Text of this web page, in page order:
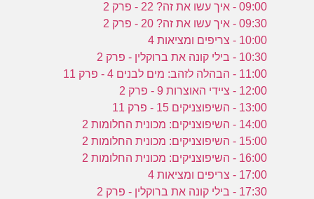
09:00 - איך עשו את זה? 22 - פרק 2
09:30 - איך עשו את זה? 20 - פרק 2
10:00 - צריפים ומציאות 4
10:30 - בילי קונה את ברוקלין - פרק 2
11:00 - הבהלה לזהב: מים לבנים 4 - פרק 11
12:00 - ציידי האוצרות 9 - פרק 2
13:00 - השיפוצניקים 15 - פרק 11
14:00 - השיפוצניקים: מכונית החלומות 2
15:00 - השיפוצניקים: מכונית החלומות 2
16:00 - השיפוצניקים: מכונית החלומות 2
17:00 - צריפים ומציאות 4
17:30 - בילי קונה את ברוקלין - פרק 2